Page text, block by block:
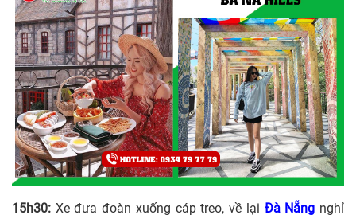
15h30: Xe đưa đoàn xuống cáp treo, về lại Đà Nẵng nghỉ